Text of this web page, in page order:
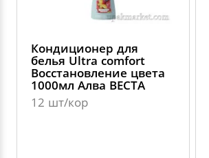
Кондиционер для
белья Ultra comfort
Восстановление цвета
1000мл Алва ВЕСТА
12 шт/кор